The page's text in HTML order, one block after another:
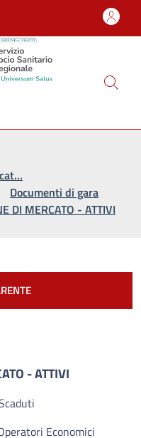
Documenti di gara
DI MERCATO - ATTIVI
- ATTIVI
Economici